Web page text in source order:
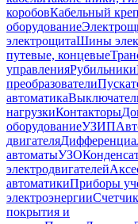
коробовКабельный
оборудование
электрощитаШины
путевые, концевые
управленияРубильники
преобразователи
автоматика
нагрузкиКонтакторы
оборудованиеУЗИП
двигателя
автоматыУЗО
электродвигателей
автоматикиПриборы
электроэнергии
покрытия и